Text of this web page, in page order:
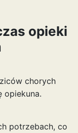
opieki
chorych
opiekuna.
potrzebach, co